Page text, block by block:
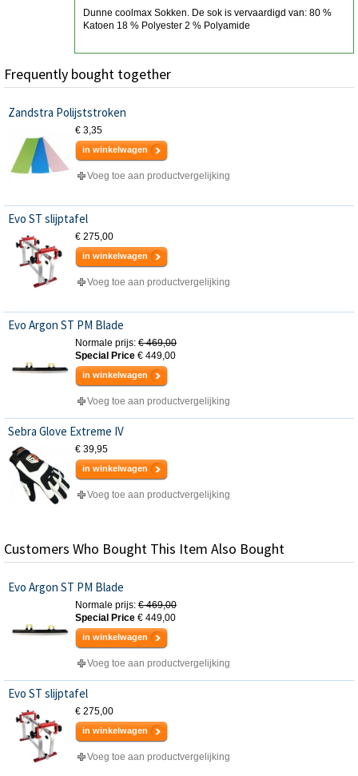
Dunne coolmax Sokken. De sok is vervaardigd van: 80 %
Katoen 18 % Polyester 2 % Polyamide
Frequently bought together
Zandstra Polijststroken
€ 3,35
in winkelwagen
Voeg toe aan productvergelijking
Evo ST slijptafel
€ 275,00
in winkelwagen
Voeg toe aan productvergelijking
Evo Argon ST PM Blade
Normale prijs: € 469,00
Special Price € 449,00
in winkelwagen
Voeg toe aan productvergelijking
Sebra Glove Extreme IV
€ 39,95
in winkelwagen
Voeg toe aan productvergelijking
Customers Who Bought This Item Also Bought
Evo Argon ST PM Blade
Normale prijs: € 469,00
Special Price € 449,00
in winkelwagen
Voeg toe aan productvergelijking
Evo ST slijptafel
€ 275,00
in winkelwagen
Voeg toe aan productvergelijking